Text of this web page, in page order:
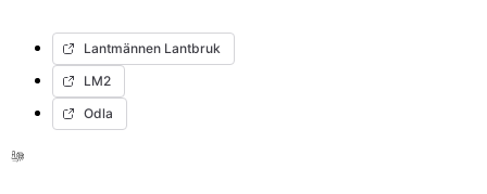
Lantmännen Lantbruk
LM2
Odla